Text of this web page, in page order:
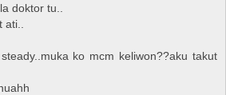
doktor tu..
ko mcm keliwon??aku takut